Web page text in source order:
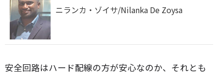
ニランカ・ゾイサ/Nilanka De Zoysa
安全回路はハード配線の方が安心なのか、それとも